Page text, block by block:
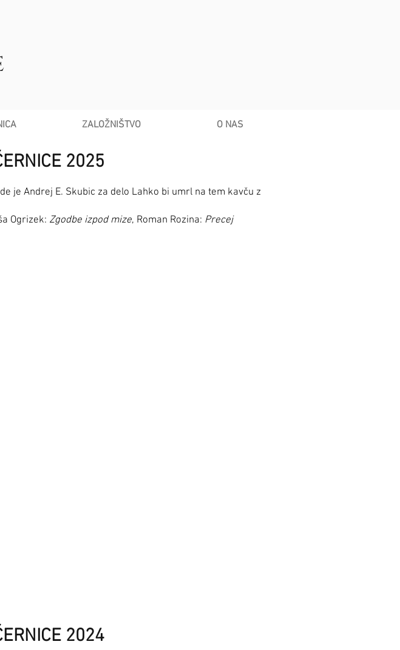
ZALOŽNIŠTVO O NAS
2025
je Andrej E. Skubic za delo Lahko bi umrl na tem kavču z
Ogrizek: Zgodbe izpod mize, Roman Rozina: Precej
2024